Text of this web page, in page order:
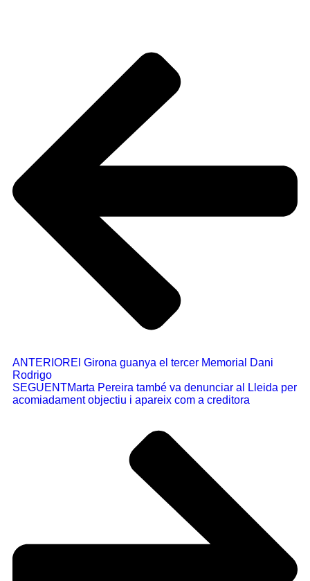
ANTERIOREl Girona guanya el tercer Memorial Dani
Rodrigo
SEGUENTMarta Pereira també va denunciar al Lleida per
acomiadament objectiu i apareix com a creditora